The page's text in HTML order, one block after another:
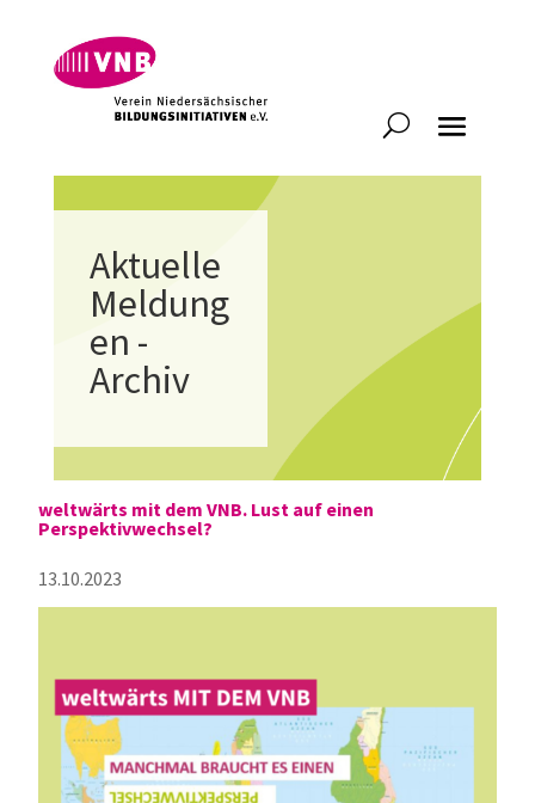
Aktuelle
Meldung
en -
Archiv
weltwärts mit dem VNB. Lust auf einen
Perspektivwechsel?
13.10.2023